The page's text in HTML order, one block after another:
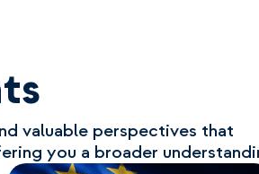
valuable perspectives that
you a broader